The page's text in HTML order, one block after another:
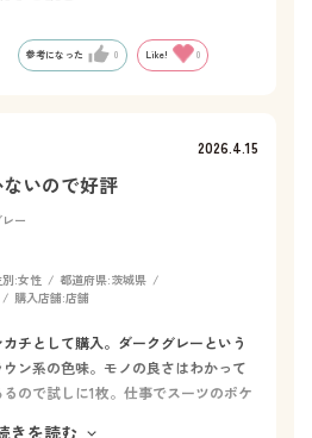
が良い。ただ昔に比べると劣る。
参考になった 0 Like! 0
2026.4.15
いので好評
ー
:女性 都道府県:茨城県
購入店舗:店舗
チとして購入。ダークグレーという
ン系の色味。モノの良さはわかって
ので試しに1枚。仕事でスーツのポケ
きを読む